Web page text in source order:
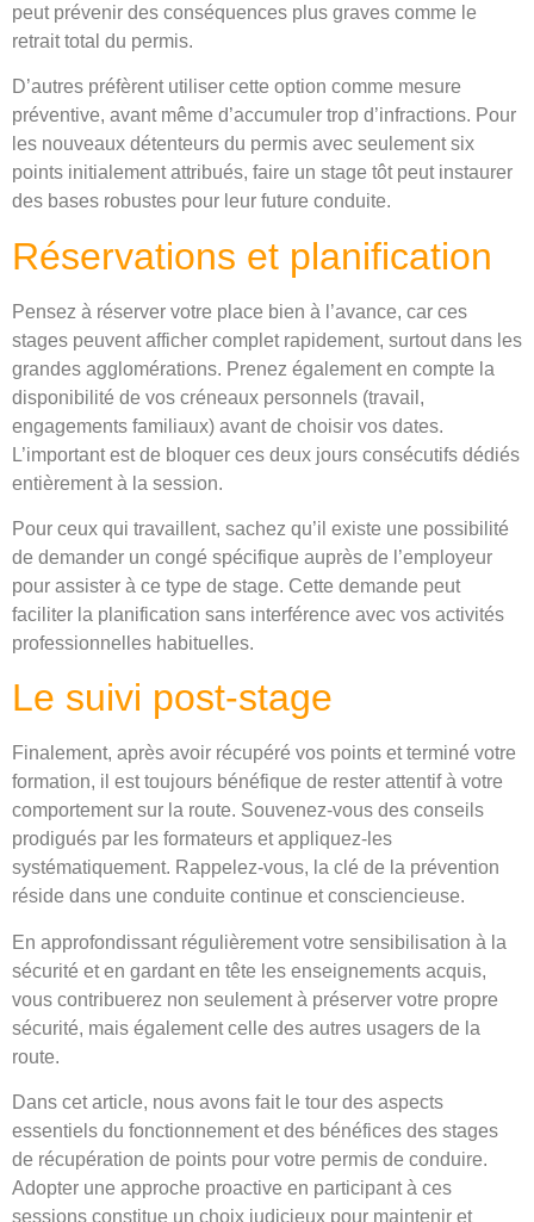
peut prévenir des conséquences plus graves comme le
retrait total du permis.
D’autres préfèrent utiliser cette option comme mesure
préventive, avant même d’accumuler trop d’infractions. Pour
les nouveaux détenteurs du permis avec seulement six
points initialement attribués, faire un stage tôt peut instaurer
des bases robustes pour leur future conduite.
Réservations et planification
Pensez à réserver votre place bien à l’avance, car ces
stages peuvent afficher complet rapidement, surtout dans les
grandes agglomérations. Prenez également en compte la
disponibilité de vos créneaux personnels (travail,
engagements familiaux) avant de choisir vos dates.
L’important est de bloquer ces deux jours consécutifs dédiés
entièrement à la session.
Pour ceux qui travaillent, sachez qu’il existe une possibilité
de demander un congé spécifique auprès de l’employeur
pour assister à ce type de stage. Cette demande peut
faciliter la planification sans interférence avec vos activités
professionnelles habituelles.
Le suivi post-stage
Finalement, après avoir récupéré vos points et terminé votre
formation, il est toujours bénéfique de rester attentif à votre
comportement sur la route. Souvenez-vous des conseils
prodigués par les formateurs et appliquez-les
systématiquement. Rappelez-vous, la clé de la prévention
réside dans une conduite continue et consciencieuse.
En approfondissant régulièrement votre sensibilisation à la
sécurité et en gardant en tête les enseignements acquis,
vous contribuerez non seulement à préserver votre propre
sécurité, mais également celle des autres usagers de la
route.
Dans cet article, nous avons fait le tour des aspects
essentiels du fonctionnement et des bénéfices des stages
de récupération de points pour votre permis de conduire.
Adopter une approche proactive en participant à ces
sessions constitue un choix judicieux pour maintenir et